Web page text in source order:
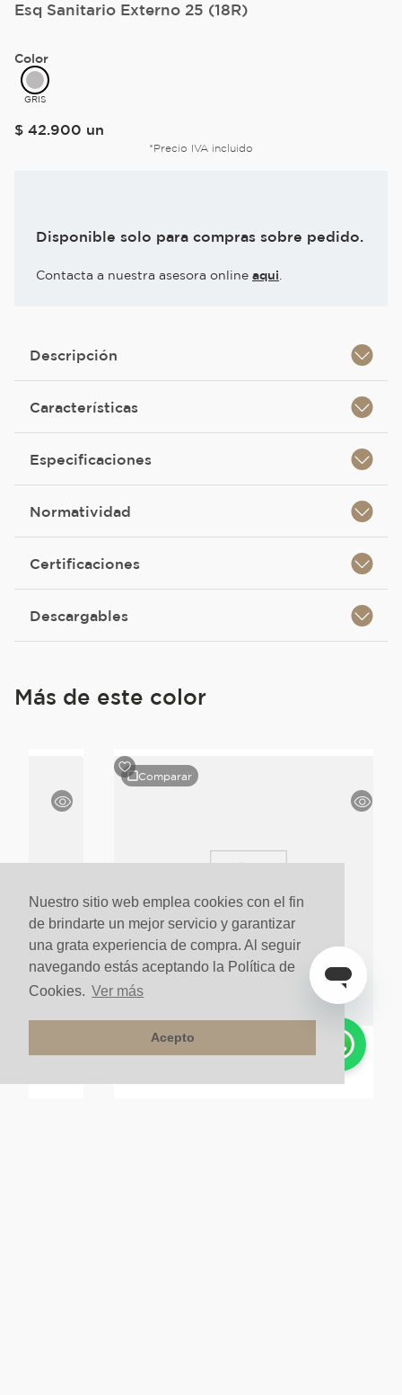
Nuestro sitio web emplea cookies con el fin
de brindarte un mejor servicio y garantizar
una grata experiencia de compra. Al seguir
navegando estás aceptando la Política de
Cookies. Ver más
Acepto
Esq Sanitario Externo 25 (18R)
Color
GRIS
$ 42.900 un
*Precio IVA incluido
Disponible solo para compras sobre pedido.
Contacta a nuestra asesora online aqui
Descripción
Características
Especificaciones
Normatividad
Certificaciones
Descargables
Más de este color
Comparar